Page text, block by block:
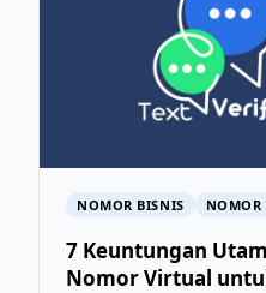
NOMOR BISNIS NOMOR
7 Keuntungan
Nomor Virtual